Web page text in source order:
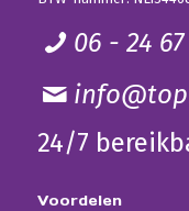
06 - 24
24/7
Voordelen